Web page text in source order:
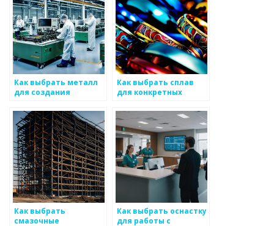
Как выбрать металл
для создания
инструментов
Как выбрать сплав
для конкретных
эксплуатации
Как выбрать
смазочные
Как выбрать оснастку
для работы с